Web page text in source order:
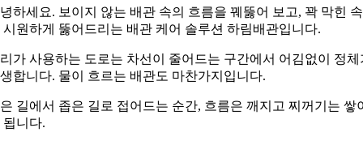
하세요. 보이지 않는 배관 속의 흐름을 꿰뚫어 보고, 꽉 막힌
시원하게 뚫어드리는 배관 케어 솔루션 하림배관입니다.
가 사용하는 도로는 차선이 줄어드는 구간에서 어김없이 정체
합니다. 물이 흐르는 배관도 마찬가지입니다.
길에서 좁은 길로 접어드는 순간, 흐름은 깨지고 찌꺼기는 쌓
됩니다.